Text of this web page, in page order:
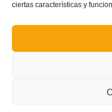
ciertas características y
Manchester City-Real
Champions Leaguey,
hasta la bandera con